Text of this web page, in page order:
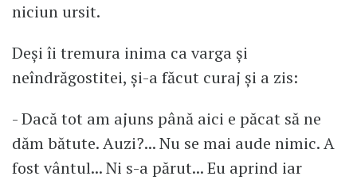
niciun ursit.
Deși îi tremura inima ca varga și
neîndrăgostitei, și-a făcut curaj și a zis:
- Dacă tot am ajuns până aici e păcat să ne
dăm bătute. Auzi?... Nu se mai aude nimic. A
fost vântul... Ni s-a părut... Eu aprind iar